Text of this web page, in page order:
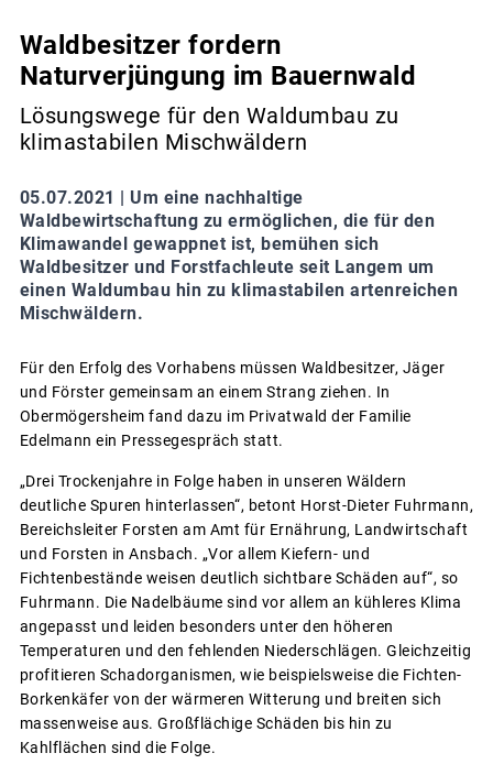
Waldbesitzer fordern
Naturverjüngung im Bauernwald
Lösungswege für den Waldumbau zu
klimastabilen Mischwäldern
05.07.2021 | Um eine nachhaltige
Waldbewirtschaftung zu ermöglichen, die für den
Klimawandel gewappnet ist, bemühen sich
Waldbesitzer und Forstfachleute seit Langem um
einen Waldumbau hin zu klimastabilen artenreichen
Mischwäldern.
Für den Erfolg des Vorhabens müssen Waldbesitzer, Jäger
und Förster gemeinsam an einem Strang ziehen. In
Obermögersheim fand dazu im Privatwald der Familie
Edelmann ein Pressegespräch statt.
„Drei Trockenjahre in Folge haben in unseren Wäldern
deutliche Spuren hinterlassen“, betont Horst-Dieter Fuhrmann,
Bereichsleiter Forsten am Amt für Ernährung, Landwirtschaft
und Forsten in Ansbach. „Vor allem Kiefern- und
Fichtenbestände weisen deutlich sichtbare Schäden auf“, so
Fuhrmann. Die Nadelbäume sind vor allem an kühleres Klima
angepasst und leiden besonders unter den höheren
Temperaturen und den fehlenden Niederschlägen. Gleichzeitig
profitieren Schadorganismen, wie beispielsweise die Fichten-
Borkenkäfer von der wärmeren Witterung und breiten sich
massenweise aus. Großflächige Schäden bis hin zu
Kahlflächen sind die Folge.